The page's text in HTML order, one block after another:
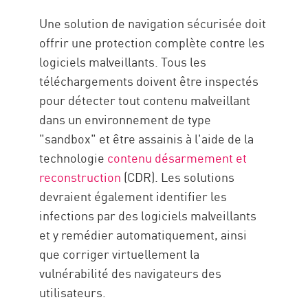
Une solution de navigation sécurisée doit
offrir une protection complète contre les
logiciels malveillants. Tous les
téléchargements doivent être inspectés
pour détecter tout contenu malveillant
dans un environnement de type
"sandbox" et être assainis à l'aide de la
technologie contenu désarmement et
reconstruction (CDR). Les solutions
devraient également identifier les
infections par des logiciels malveillants
et y remédier automatiquement, ainsi
que corriger virtuellement la
vulnérabilité des navigateurs des
utilisateurs.